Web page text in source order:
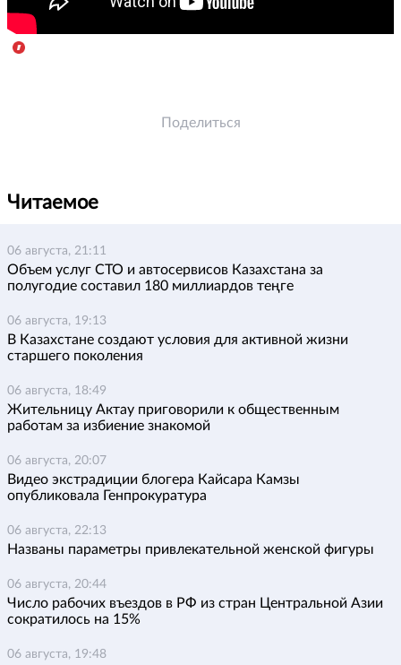
Поделиться
Читаемое
06 августа, 21:11
Объем услуг СТО и автосервисов Казахстана за
полугодие составил 180 миллиардов теңге
06 августа, 19:13
В Казахстане создают условия для активной жизни
старшего поколения
06 августа, 18:49
Жительницу Актау приговорили к общественным
работам за избиение знакомой
06 августа, 20:07
Видео экстрадиции блогера Кайсара Камзы
опубликовала Генпрокуратура
06 августа, 22:13
Названы параметры привлекательной женской фигуры
06 августа, 20:44
Число рабочих въездов в РФ из стран Центральной Азии
сократилось на 15%
06 августа, 19:48